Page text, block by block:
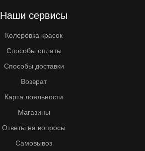
Наши сервисы
Колеровка красок
Способы оплаты
Способы доставки
Возврат
Карта лояльности
Магазины
Ответы на вопросы
Самовывоз